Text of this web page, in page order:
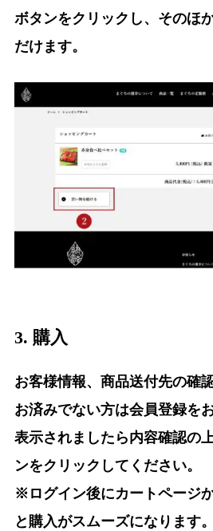
ボタンをクリックし、そのほ
だけます。
3. 購入
お客様情報、商品送付先の確
お済みでない方は会員登録を
表示されましたら内容確認の
ンをクリックしてください。
※ログイン後にカートページ
と購入がスムーズになります。